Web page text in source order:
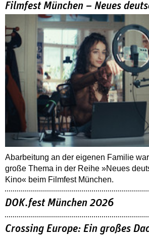
Filmfest München – Neues
Abarbeitung an der eigenen Familie
große Thema in der Reihe »Neues
Kino« beim Filmfest München.
DOK.fest München 2026
Crossing Europe: Ein großes